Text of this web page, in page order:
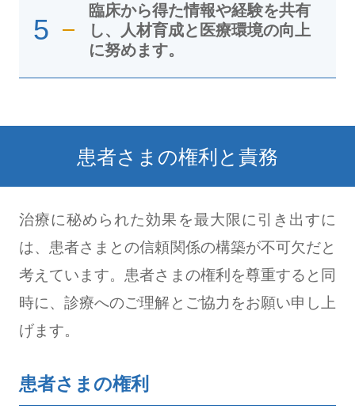
5
臨床から得た情報や経験を共有
し、人材育成と医療環境の向上
に努めます。
患者さまの権利と責務
治療に秘められた効果を最大限に引き出すに
は、患者さまとの信頼関係の構築が不可欠だと
考えています。患者さまの権利を尊重すると同
時に、診療へのご理解とご協力をお願い申し上
げます。
患者さまの権利